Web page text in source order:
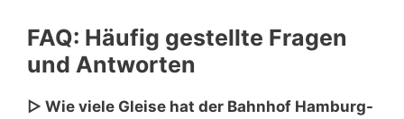
FAQ: Häufig gestellte Fragen
und Antworten
▷ Wie viele Gleise hat der Bahnhof Hamburg-